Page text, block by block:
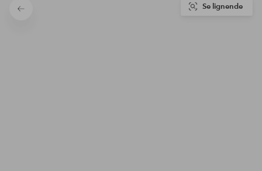
forsiden
Tilbage
Se lignende